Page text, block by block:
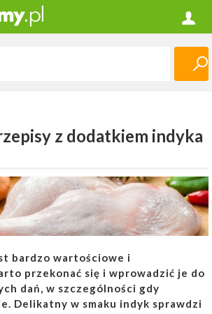
z dodatkiem indyka
bardzo wartościowe i
przekonać się i wprowadzić je do
dań, w szczególności gdy
Delikatny w smaku indyk sprawdzi